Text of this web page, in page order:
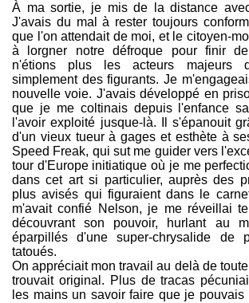
À ma sortie, je mis de la distance
J'avais du mal à rester toujours
que l'on attendait de moi, et le citoyen-
à lorgner notre défroque pour finir
n'étions plus les acteurs majeurs
simplement des figurants. Je
nouvelle voie. J'avais développé en
que je me coltinais depuis l'enfance
l'avoir exploité jusque-là. Il s'épanouit
d'un vieux tueur à gages et esthète à
Speed Freak, qui sut me guider vers
tour d'Europe initiatique où je me
dans cet art si particulier, auprès des
plus avisés qui figuraient dans le
m'avait confié Nelson, je me réveillai
découvrant son pouvoir, hurlant au
éparpillés d'une super-chrysalide de
tatoués.
On appréciait mon travail au delà de
trouvait original. Plus de tracas
les mains un savoir faire que je pouvais